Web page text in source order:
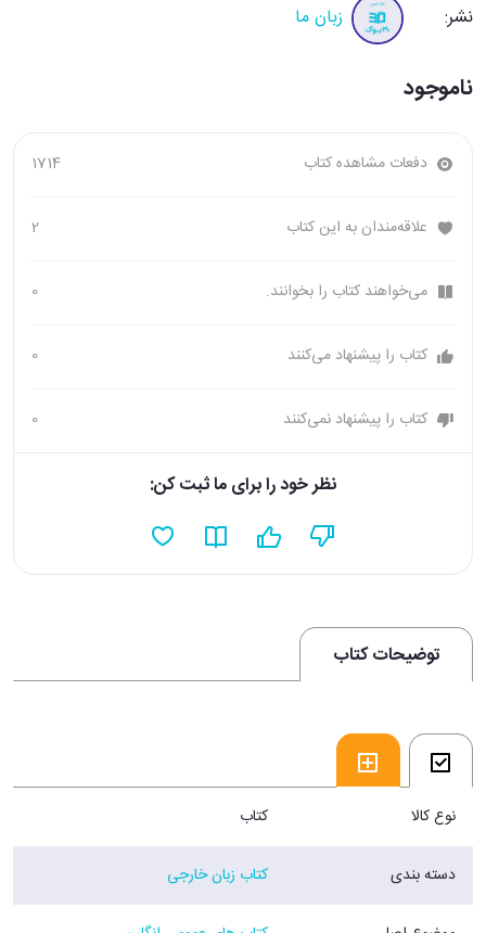
نشر: زبان ما
ناموجود
دفعات مشاهده کتاب 1714
علاقه‌مندان به این کتاب 2
می‌خواهند کتاب را بخوانند. 0
کتاب را پیشنهاد می‌کنند 0
کتاب را پیشنهاد نمی‌کنند 0
نظر خود را برای ما ثبت کن:
توضیحات کتاب
نوع کالا کتاب
دسته بندی کتاب زبان خارجی